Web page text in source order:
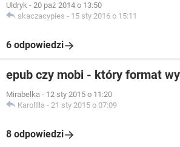
Uldryk - 20 paź 2014 o 13:50
skaczacypies - 15 sty 2016 o 15:11
6 odpowiedzi
epub czy mobi - który format
Mirabelka - 12 sty 2015 o 11:20
Karolllla - 21 sty 2015 o 07:09
8 odpowiedzi